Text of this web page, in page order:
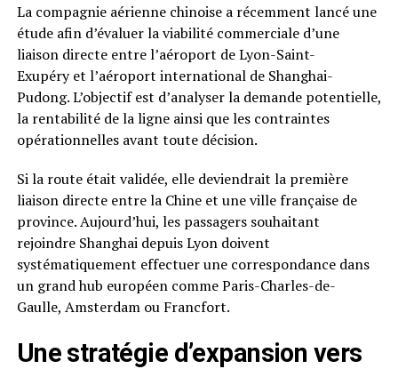
La compagnie aérienne chinoise a récemment lancé une
étude afin d’évaluer la viabilité commerciale d’une
liaison directe entre l’aéroport de Lyon-Saint-
Exupéry et l’aéroport international de Shanghai-
Pudong. L’objectif est d’analyser la demande potentielle,
la rentabilité de la ligne ainsi que les contraintes
opérationnelles avant toute décision.
Si la route était validée, elle deviendrait la première
liaison directe entre la Chine et une ville française de
province. Aujourd’hui, les passagers souhaitant
rejoindre Shanghai depuis Lyon doivent
systématiquement effectuer une correspondance dans
un grand hub européen comme Paris-Charles-de-
Gaulle, Amsterdam ou Francfort.
Une stratégie d’expansion vers